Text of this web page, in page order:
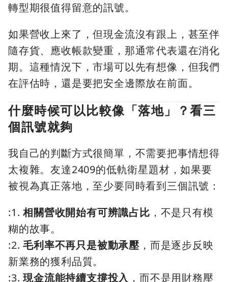
轉型期很值得留意的訊號。
如果營收上來了，但現金流沒有跟上，甚至伴
隨存貨、應收帳款變重，那通常代表還在消化
期。這種情況下，市場可以先有想像，但我們
在評估時，還是要把安全邊際放在前面。
什麼時候可以比較像「落地」？看三
個訊號就夠
我自己的判斷方式很簡單，不需要把事情想得
太複雜。友達2409的低軌衛星題材，如果要
被視為真正落地，至少要同時看到三個訊號：
:1.相關營收開始有可辨識占比 ，不是只有模
糊的故事。
:2.毛利率不再只是被動承壓 ，而是逐步反映
新業務的獲利品質。
:3.現金流能持續支撐投入 ，而不是用財務壓